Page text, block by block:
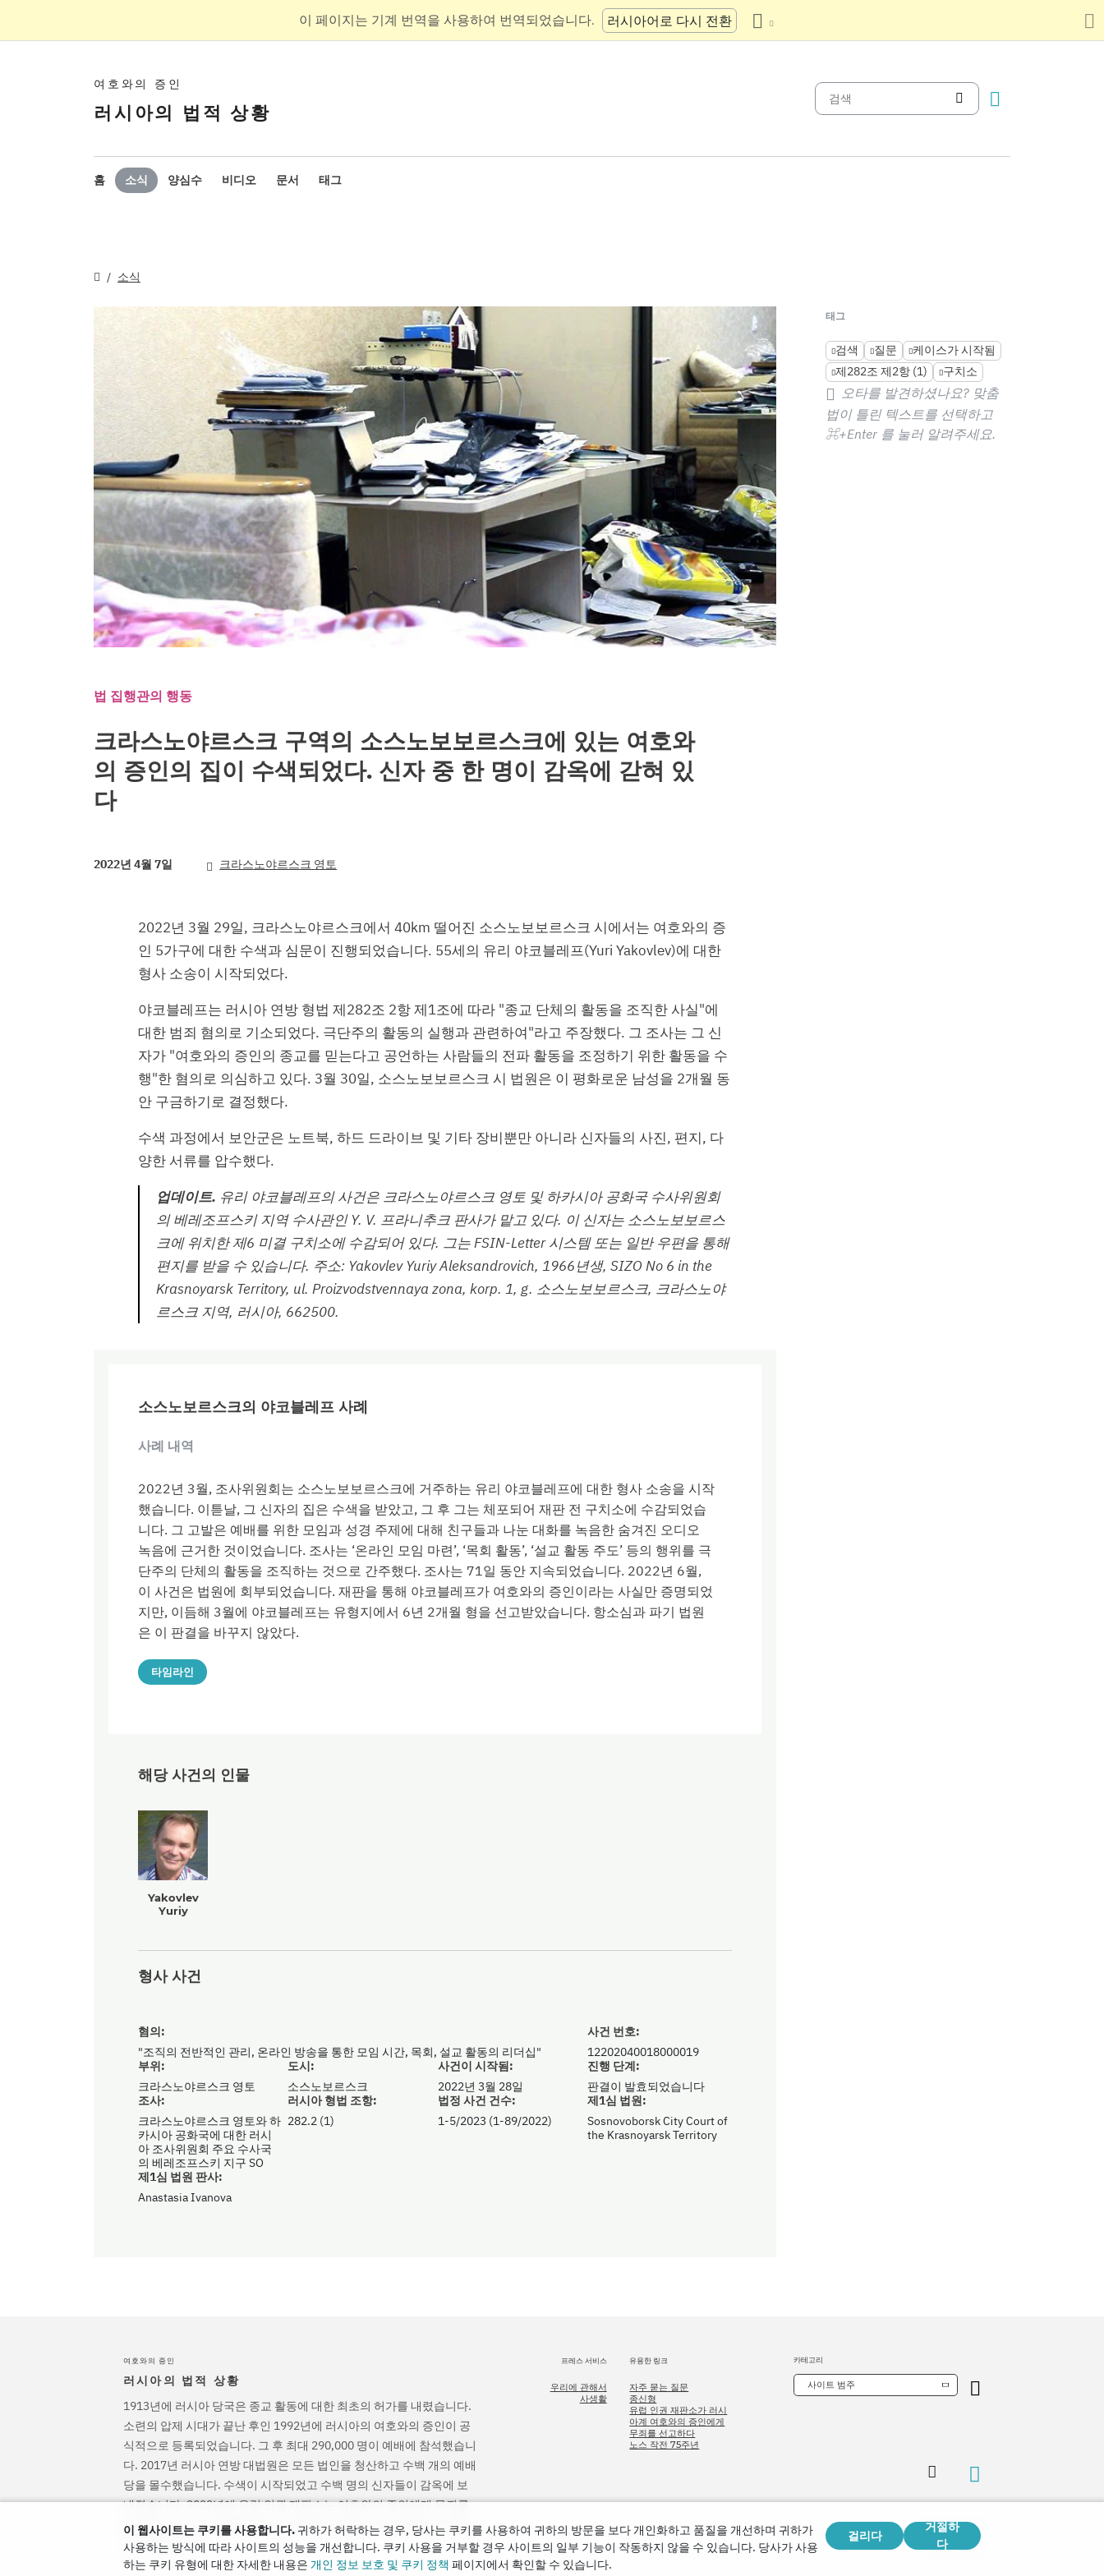
이 페이지는 기계 번역을 사용하여 번역되었습니다. 러시아어로 다시 전환
여호와의 증인
러시아의 법적 상황
홈 소식 양심수 비디오 문서 태그
소식
법 집행관의 행동
크라스노야르스크 구역의 소스노보보르스크에 있는 여호와
의 증인의 집이 수색되었다. 신자 중 한 명이 감옥에 갇혀 있
다
2022년 4월 7일 크라스노야르스크 영토
2022년 3월 29일, 크라스노야르스크에서 40km 떨어진 소스노보보르스크 시에서는 여호와의 증
인 5가구에 대한 수색과 심문이 진행되었습니다. 55세의 유리 야코블레프(Yuri Yakovlev)에 대한
형사 소송이 시작되었다.
야코블레프는 러시아 연방 형법 제282조 2항 제1조에 따라 "종교 단체의 활동을 조직한 사실"에
대한 범죄 혐의로 기소되었다. 극단주의 활동의 실행과 관련하여"라고 주장했다. 그 조사는 그 신
자가 "여호와의 증인의 종교를 믿는다고 공언하는 사람들의 전파 활동을 조정하기 위한 활동을 수
행"한 혐의로 의심하고 있다. 3월 30일, 소스노보보르스크 시 법원은 이 평화로운 남성을 2개월 동
안 구금하기로 결정했다.
수색 과정에서 보안군은 노트북, 하드 드라이브 및 기타 장비뿐만 아니라 신자들의 사진, 편지, 다
양한 서류를 압수했다.
업데이트. 유리 야코블레프의 사건은 크라스노야르스크 영토 및 하카시아 공화국 수사위원회
의 베레조프스키 지역 수사관인 Y. V. 프라니추크 판사가 맡고 있다. 이 신자는 소스노보보르스
크에 위치한 제6 미결 구치소에 수감되어 있다. 그는 FSIN-Letter 시스템 또는 일반 우편을 통해
편지를 받을 수 있습니다. 주소: Yakovlev Yuriy Aleksandrovich, 1966년생, SIZO No 6 in the
Krasnoyarsk Territory, ul. Proizvodstvennaya zona, korp. 1, g. 소스노보보르스크, 크라스노야
르스크 지역, 러시아, 662500.
태그
검색 질문
케이스가 시작됨
제282조 제2항 (1)
구치소
오타를 발견하셨나요? 맞춤
법이 틀린 텍스트를 선택하고
⌘+Enter 를 눌러 알려주세요.
소스노보르스크의 야코블레프 사례
사례 내역
2022년 3월, 조사위원회는 소스노보보르스크에 거주하는 유리 야코블레프에 대한 형사 소송을 시작
했습니다. 이튿날, 그 신자의 집은 수색을 받았고, 그 후 그는 체포되어 재판 전 구치소에 수감되었습
니다. 그 고발은 예배를 위한 모임과 성경 주제에 대해 친구들과 나눈 대화를 녹음한 숨겨진 오디오
녹음에 근거한 것이었습니다. 조사는 ‘온라인 모임 마련’, ‘목회 활동’, ‘설교 활동 주도’ 등의 행위를 극
단주의 단체의 활동을 조직하는 것으로 간주했다. 조사는 71일 동안 지속되었습니다. 2022년 6월,
이 사건은 법원에 회부되었습니다. 재판을 통해 야코블레프가 여호와의 증인이라는 사실만 증명되었
지만, 이듬해 3월에 야코블레프는 유형지에서 6년 2개월 형을 선고받았습니다. 항소심과 파기 법원
은 이 판결을 바꾸지 않았다.
타임라인
해당 사건의 인물
Yakovlev
Yuriy
형사 사건
부위:
크라스노야르스크 영토
도시:
소스노보르스크
혐의:
"조직의 전반적인 관리, 온라인 방송을 통한 모임 시간, 목회, 설교 활동의 리더십"
사건 번호:
12202040018000019
사건이 시작됨:
2022년 3월 28일
진행 단계:
판결이 발효되었습니다
조사:
크라스노야르스크 영토와 하
카시아 공화국에 대한 러시
아 조사위원회 주요 수사국
의 베레조프스키 지구 SO
러시아 형법 조항:
282.2 (1)
법정 사건 건수:
1-5/2023 (1-89/2022)
제1심 법원:
Sosnovoborsk City Court of
the Krasnoyarsk Territory
제1심 법원 판사:
Anastasia Ivanova
여호와의 증인
러시아의 법적 상황
1913년에 러시아 당국은 종교 활동에 대한 최초의 허가를 내렸습니다.
소련의 압제 시대가 끝난 후인 1992년에 러시아의 여호와의 증인이 공
식적으로 등록되었습니다. 그 후 최대 290,000 명이 예배에 참석했습니
다. 2017년 러시아 연방 대법원은 모든 법인을 청산하고 수백 개의 예배
당을 몰수했습니다. 수색이 시작되었고 수백 명의 신자들이 감옥에 보
내졌습니다. 2022년에 유럽 인권 재판소는 여호와의 증인에게 무죄를
선고하고 형사 기소를 중단하고 그들에게 가해진 모든 피해를 보상하라
고 명령했습니다.
프레스 서비스
우리에 관해서
사생활
유용한 링크
자주 묻는 질문
종신형
유럽 인권 재판소가 러시
아계 여호와의 증인에게
무죄를 선고하다
노스 작전 75주년
카테고리
사이트 범주
Copyright © 2026
Watch Tower Bible and Tract Society of Korea.
모든 권리 보유.
이 웹사이트는 쿠키를 사용합니다. 귀하가 허락하는 경우, 당사는 쿠키를 사용하여 귀하의 방문을 보다 개인화하고 품질을 개선하며 귀하가
사용하는 방식에 따라 사이트의 성능을 개선합니다. 쿠키 사용을 거부할 경우 사이트의 일부 기능이 작동하지 않을 수 있습니다. 당사가 사용
하는 쿠키 유형에 대한 자세한 내용은 개인 정보 보호 및 쿠키 정책 페이지에서 확인할 수 있습니다.
걸리다
거절하
다